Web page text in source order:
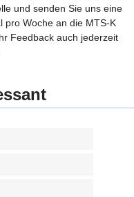
und senden Sie uns eine
pro Woche an die MTS-K
Feedback auch jederzeit